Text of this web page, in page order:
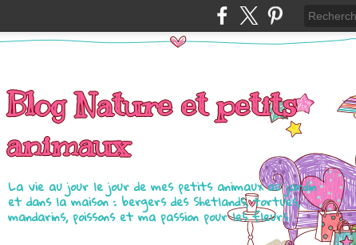
Blog Nature et petits
animaux
La vie au jour le jour de mes petits animaux au jardin
et dans la maison : bergers des Shetlands, tortues,
mandarins, poissons et ma passion pour les fleurs.